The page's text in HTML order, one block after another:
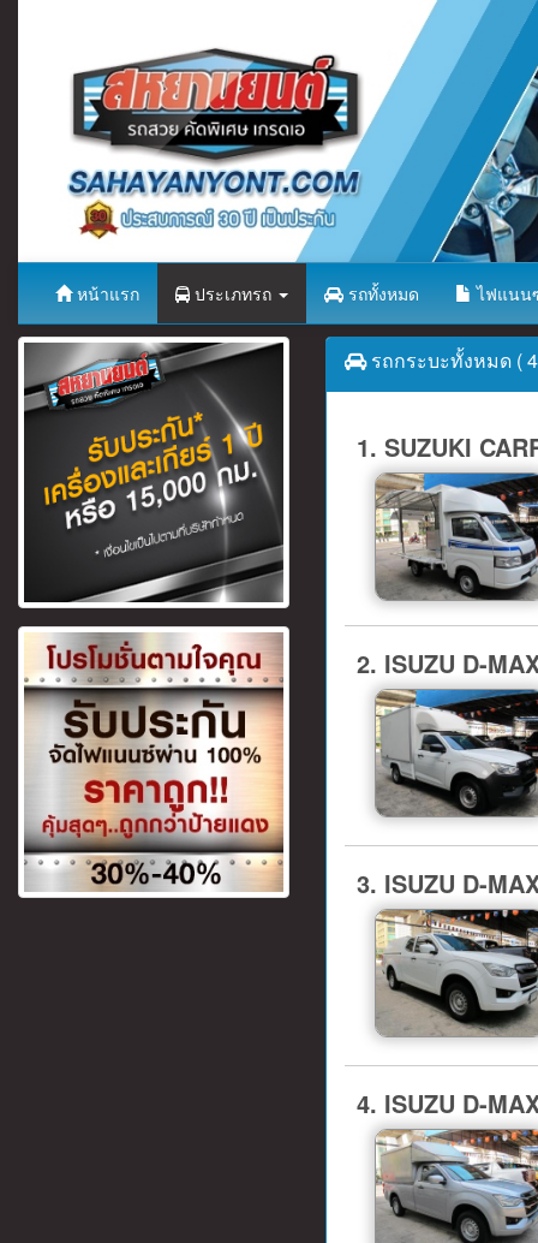
หน้าแรก ประเภทรถ รถทั้งหมด ไฟแนน
รถกระบะทั้งหมด (
1. SUZUKI
2. ISUZU D-
3. ISUZU D-
4. ISUZU D-